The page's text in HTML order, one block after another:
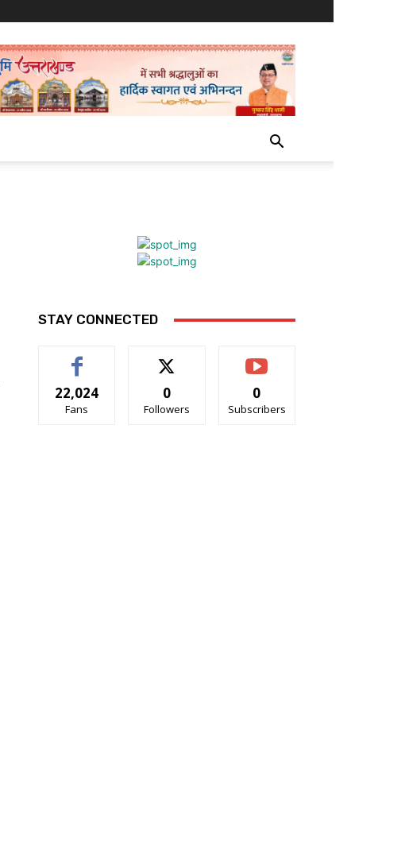
STAY CONNECTED
22,024
Fans
0
Followers
0
Subscribers